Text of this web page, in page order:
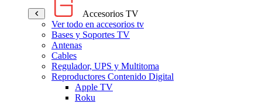
Accesorios TV
Ver todo en accesorios tv
Bases y Soportes TV
Antenas
Cables
Regulador, UPS y Multitoma
Reproductores Contenido Digital
Apple TV
Roku